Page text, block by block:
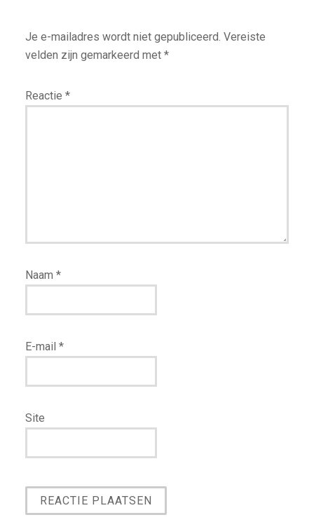
Je e-mailadres wordt niet gepubliceerd. Vereiste
velden zijn gemarkeerd met *
Reactie *
Naam *
E-mail *
Site